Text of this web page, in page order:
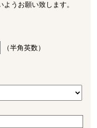
うお願い致します。
（半角英数）